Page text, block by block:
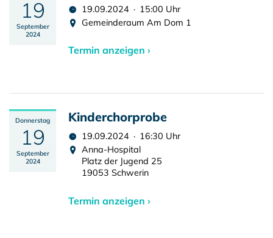
19
September
2024
19.09.2024 · 15:00 Uhr
Gemeinderaum Am Dom 1
Termin anzeigen ›
Donnerstag
19
September
2024
Kinderchorprobe
19.09.2024 · 16:30 Uhr
Anna-Hospital
Platz der Jugend 25
19053 Schwerin
Termin anzeigen ›